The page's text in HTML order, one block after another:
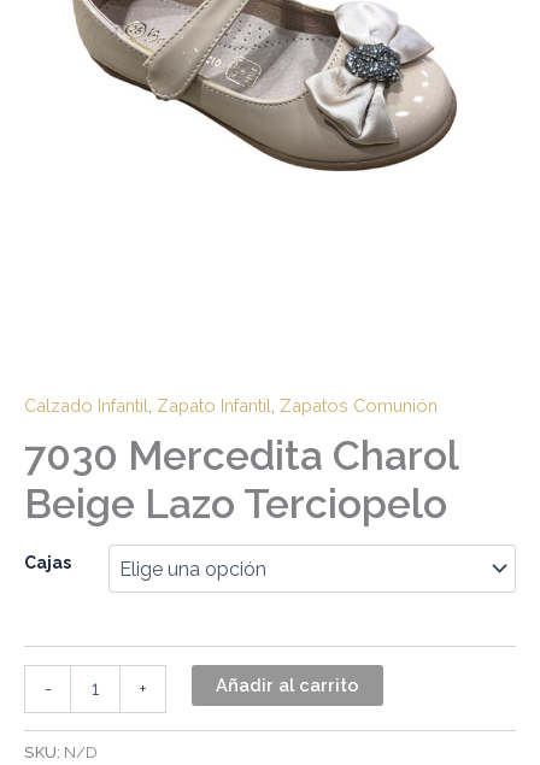
Calzado Infantil Zapato Infantil Zapatos Comunión
7030 Mercedita Charol
Beige Lazo Terciopelo
Cajas
- + Añadir al carrito
SKU: N/D